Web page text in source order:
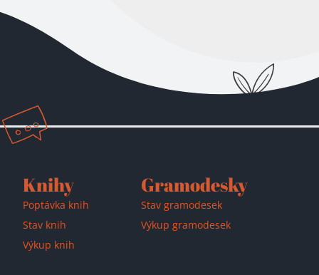
Knihy
Poptávka knih
Stav knih
Výkup knih
Gramodesky
Stav gramodesek
Výkup gramodesek